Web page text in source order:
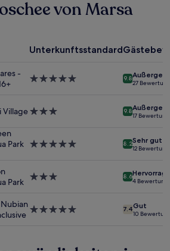
von Marsa
Unterkunftsstandard
-
5.0-
9.8
27
Village3.0-
9.8
17
Park 5.0-
8.2Sehr gut
12
Park 3.0-
8.6
4
Nubian5.0-
7.4Gut
10